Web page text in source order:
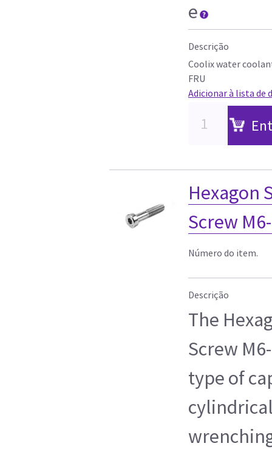
e
Descrição
Coolix water
FRU
Adicionar à lista de
Hexagon
Screw
Número do item.
Descrição
The
Screw
type of